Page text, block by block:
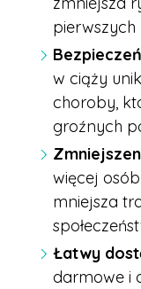
pierwszych
w ciąży
choroby,
groźnych
więcej
mniejsza
Łatwy
darmowe i